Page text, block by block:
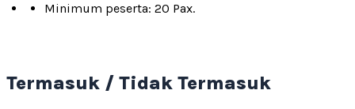
Minimum peserta: 20 Pax.
Termasuk / Tidak Termasuk